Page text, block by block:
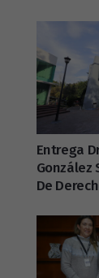
Entrega
González
De